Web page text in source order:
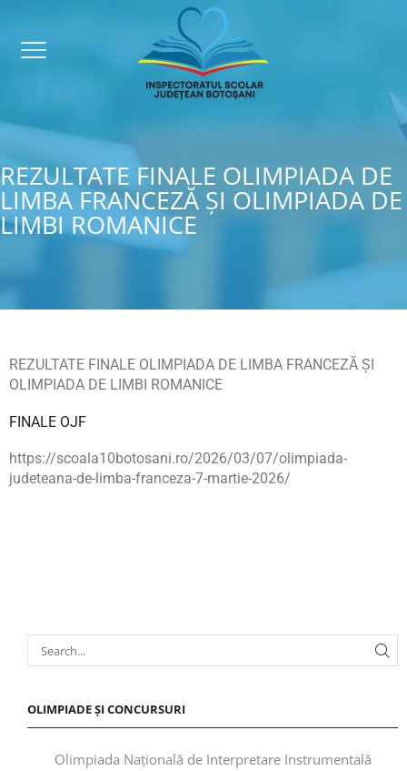
REZULTATE FINALE OLIMPIADA DE
LIMBA FRANCEZĂ ȘI OLIMPIADA DE
LIMBI ROMANICE
REZULTATE FINALE OLIMPIADA DE LIMBA FRANCEZĂ ȘI
OLIMPIADA DE LIMBI ROMANICE
FINALE OJF
https://scoala10botosani.ro/2026/03/07/olimpiada-
judeteana-de-limba-franceza-7-martie-2026/
OLIMPIADE ȘI CONCURSURI
Olimpiada Națională de Interpretare Instrumentală